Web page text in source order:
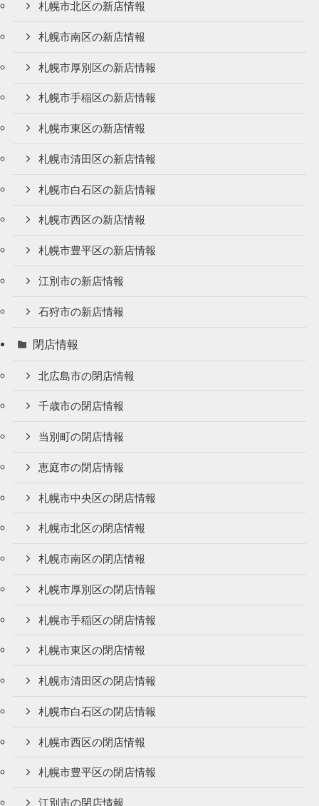
札幌市北区の新店情報
札幌市南区の新店情報
札幌市厚別区の新店情報
札幌市手稲区の新店情報
札幌市東区の新店情報
札幌市清田区の新店情報
札幌市白石区の新店情報
札幌市西区の新店情報
札幌市豊平区の新店情報
江別市の新店情報
石狩市の新店情報
閉店情報
北広島市の閉店情報
千歳市の閉店情報
当別町の閉店情報
恵庭市の閉店情報
札幌市中央区の閉店情報
札幌市北区の閉店情報
札幌市南区の閉店情報
札幌市厚別区の閉店情報
札幌市手稲区の閉店情報
札幌市東区の閉店情報
札幌市清田区の閉店情報
札幌市白石区の閉店情報
札幌市西区の閉店情報
札幌市豊平区の閉店情報
江別市の閉店情報